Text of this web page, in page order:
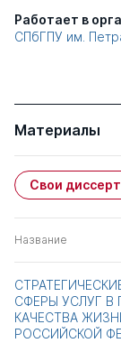
Работает в
СПбГПУ им.
Материалы
Свои
Название
СФЕРЫ УСЛУГ
КАЧЕСТВА
РОССИЙСКОЙ